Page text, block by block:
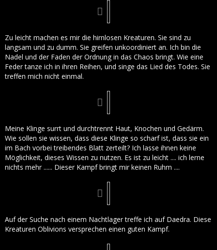
Zu leicht machen es mir die hirnlosen Kreaturen. Sie sind zu
langsam und zu dumm. Sie greifen unkoordiniert an. Ich bin die
Nadel und der Faden der Ordnung in das Chaos bringt. Wie eine
Feder tanze ich in ihren Reihen, und singe das Lied des Todes. Sie
treffen mich nicht einmal.
Meine Klinge surrt und durchtrennt Haut, Knochen und Gedärm.
Wie sollen sie wissen, dass diese Klinge so scharf ist, dass sie ein
im Bach vorbei treibendes Blatt zerteilt? Ich lasse ihnen keine
Möglichkeit, dieses Wissen zu nutzen. Es ist zu leicht .... ich lerne
nichts mehr ...... Dieser Kampf bringt mir keinen Ruhm ....
Auf der Suche nach einem Nachtlager treffe ich auf Daedra. Diese
Kreaturen Oblivions versprechen einen guten Kampf.